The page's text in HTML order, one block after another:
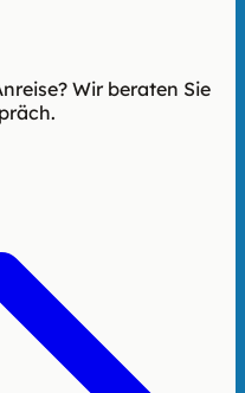
Wir beraten Sie